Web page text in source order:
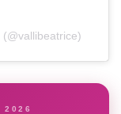
(@vallibeatrice)
2026